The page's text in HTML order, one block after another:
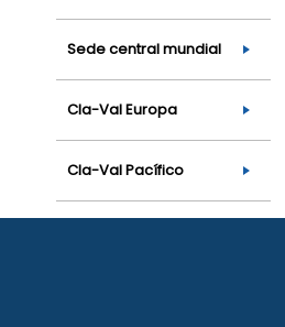
Sede central mundial
Cla-Val Europa
Cla-Val Pacífico